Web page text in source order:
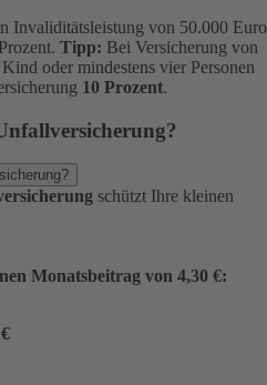
Invaliditätsleistung von 50.000 Euro
Tipp: Bei Versicherung von
oder mindestens vier Personen
10 Prozent.
schützt Ihre kleinen
Monatsbeitrag von 4,30 €: